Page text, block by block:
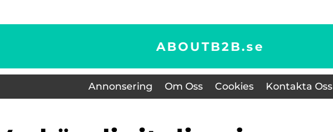
ABOUTB2B.se
Annonsering Om Oss Cookies Kontakta Oss